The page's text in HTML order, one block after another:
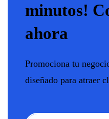
minutos!
ahora
Promociona tu
diseñado para atraer